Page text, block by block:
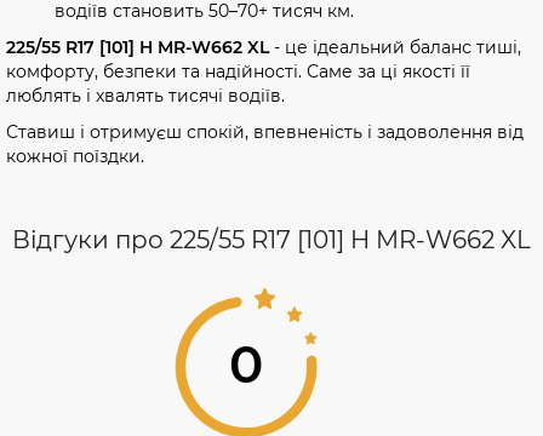
водіїв становить 50–70+ тисяч км.
225/55 R17 [101] H MR-W662 XL- це ідеальний баланс тиші,
комфорту, безпеки та надійності. Саме за ці якості її
люблять і хвалять тисячі водіїв.
Ставиш і отримуєш спокій, впевненість і задоволення від
кожної поїздки.
Відгуки про 225/55 R17 [101] H MR-W662 XL
0